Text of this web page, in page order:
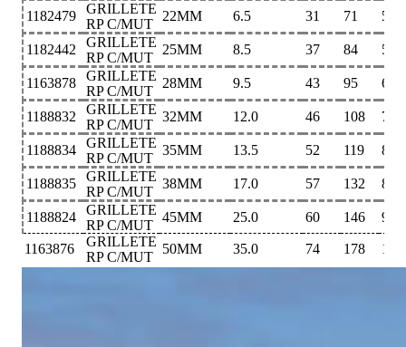
1182479
GRILLETE
RP C/MUT
22MM 6.5 31 71 51
1182442
GRILLETE
RP C/MUT
25MM 8.5 37 84 58
1163878
GRILLETE
RP C/MUT
28MM 9.5 43 95 68
1188832
GRILLETE
RP C/MUT
32MM 12.0 46 108 74
1188834
GRILLETE
RP C/MUT
35MM 13.5 52 119 83
1188835
GRILLETE
RP C/MUT
38MM 17.0 57 132 89
1188824
GRILLETE
RP C/MUT
45MM 25.0 60 146 98
1163876
GRILLETE
RP C/MUT
50MM 35.0 74 178 127